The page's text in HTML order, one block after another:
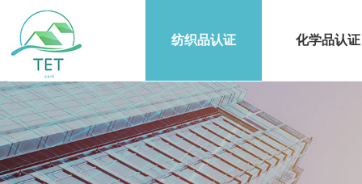
纺织品认证 化学品认证